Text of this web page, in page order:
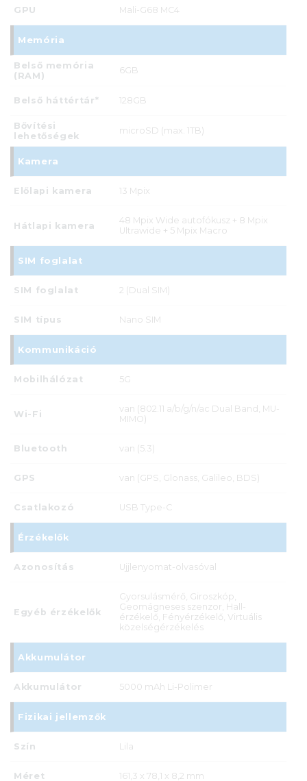
GPU Mali-G68 MC4
Memória
Belső memória
(RAM)
6GB
Belső háttértár* 128GB
Bővítési
lehetőségek
microSD (max. 1TB)
Kamera
Előlapi kamera 13 Mpix
Hátlapi kamera
48 Mpix Wide autofókusz + 8 Mpix
Ultrawide + 5 Mpix Macro
SIM foglalat
SIM foglalat 2 (Dual SIM)
SIM típus Nano SIM
Kommunikáció
Mobilhálózat 5G
Wi-Fi
van (802.11 a/b/g/n/ac Dual Band, MU-
MIMO)
Bluetooth van (5.3)
GPS van (GPS, Glonass, Galileo, BDS)
Csatlakozó USB Type-C
Érzékelők
Azonosítás Ujjlenyomat-olvasóval
Egyéb érzékelők
Gyorsulásmérő, Giroszkóp,
Geomágneses szenzor, Hall-
érzékelő, Fényérzékelő, Virtuális
közelségérzékelés
Akkumulátor
Akkumulátor 5000 mAh Li-Polimer
Fizikai jellemzők
Szín Lila
Méret 161,3 x 78,1 x 8,2 mm